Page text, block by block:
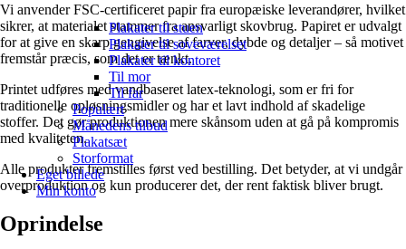
Plakater til stuen
Plakater til soveværelset
Plakater til kontoret
Til mor
Til far
Populært
Månedens tilbud
Plakatsæt
Storformat
Eget billede
Min konto
Vi anvender FSC-certificeret papir fra europæiske leverandører, hvilket
sikrer, at materialet stammer fra ansvarligt skovbrug. Papiret er udvalgt
for at give en skarp gengivelse af farver, dybde og detaljer – så motivet
fremstår præcis, som det er tænkt.
Printet udføres med vandbaseret latex-teknologi, som er fri for
traditionelle opløsningsmidler og har et lavt indhold af skadelige
stoffer. Det gør produktionen mere skånsom uden at gå på kompromis
med kvaliteten.
Alle produkter fremstilles først ved bestilling. Det betyder, at vi undgår
overproduktion og kun producerer det, der rent faktisk bliver brugt.
Oprindelse